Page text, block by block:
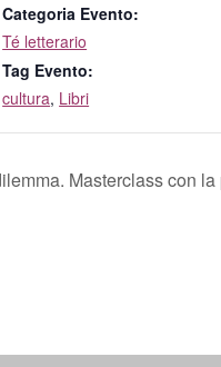
Categoria Evento:
Té letterario
Tag Evento:
cultura, Libri
Masterclass con